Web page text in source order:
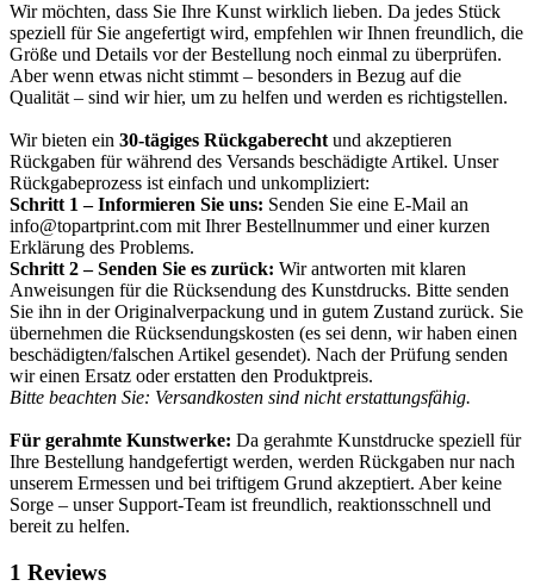
Wir möchten, dass Sie Ihre Kunst wirklich lieben. Da jedes Stück
speziell für Sie angefertigt wird, empfehlen wir Ihnen freundlich, die
Größe und Details vor der Bestellung noch einmal zu überprüfen.
Aber wenn etwas nicht stimmt – besonders in Bezug auf die
Qualität – sind wir hier, um zu helfen und werden es richtigstellen.
Wir bieten ein 30-tägiges Rückgaberecht und akzeptieren
Rückgaben für während des Versands beschädigte Artikel. Unser
Rückgabeprozess ist einfach und unkompliziert:
Schritt 1 – Informieren Sie uns: Senden Sie eine E-Mail an
info@topartprint.com mit Ihrer Bestellnummer und einer kurzen
Erklärung des Problems.
Schritt 2 – Senden Sie es zurück: Wir antworten mit klaren
Anweisungen für die Rücksendung des Kunstdrucks. Bitte senden
Sie ihn in der Originalverpackung und in gutem Zustand zurück. Sie
übernehmen die Rücksendungskosten (es sei denn, wir haben einen
beschädigten/falschen Artikel gesendet). Nach der Prüfung senden
wir einen Ersatz oder erstatten den Produktpreis.
Bitte beachten Sie: Versandkosten sind nicht erstattungsfähig.
Für gerahmte Kunstwerke: Da gerahmte Kunstdrucke speziell für
Ihre Bestellung handgefertigt werden, werden Rückgaben nur nach
unserem Ermessen und bei triftigem Grund akzeptiert. Aber keine
Sorge – unser Support-Team ist freundlich, reaktionsschnell und
bereit zu helfen.
1 Reviews